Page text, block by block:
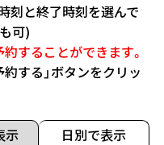
刻と終了時刻を選んで
可)
することができます。
する」ボタンをクリッ
示 日別で表示